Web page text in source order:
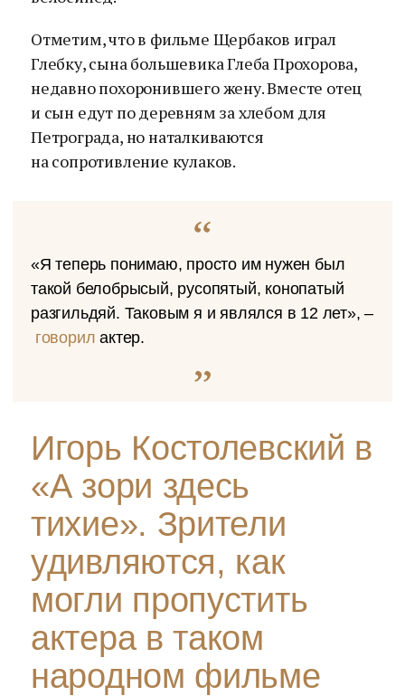
Отметим, что в фильме Щербаков играл
Глебку, сына большевика Глеба Прохорова,
недавно похоронившего жену. Вместе отец
и сын едут по деревням за хлебом для
Петрограда, но наталкиваются
на сопротивление кулаков.
«Я теперь понимаю, просто им нужен был
такой белобрысый, русопятый, конопатый
разгильдяй. Таковым я и являлся в 12 лет», –
говорил актер.
Игорь Костолевский в
«А зори здесь
тихие». Зрители
удивляются, как
могли пропустить
актера в таком
народном фильме